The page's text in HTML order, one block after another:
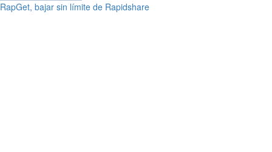
RapGet, bajar sin límite de Rapidshare